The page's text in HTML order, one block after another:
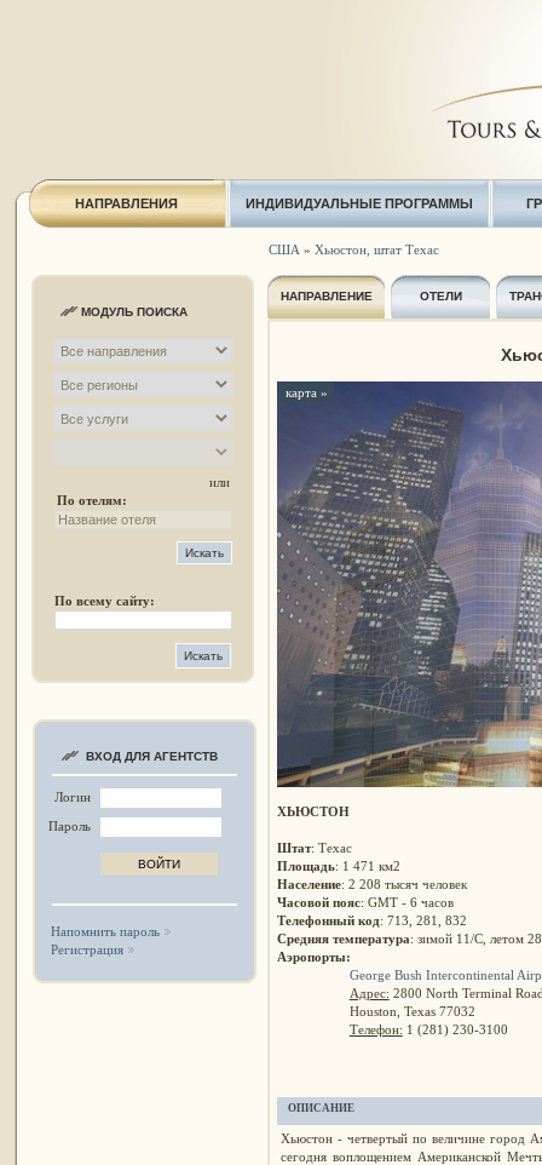
НАПРАВЛЕНИЯ ИНДИВИДУАЛЬНЫЕ ПРОГРАММЫ
МОДУЛЬ ПОИСКА
или
По отелям:
По всему сайту:
ВХОД ДЛЯ АГЕНТСТВ
Логин
Пароль
Напомнить пароль
Регистрация
США » Хьюстон, штат Техас
НАПРАВЛЕНИЕ ОТЕЛИ
карта »
ХЬЮСТОН
Штат: Техас
Площадь: 1 471 км2
Население: 2 208 тысяч человек
Часовой пояс: GMT - 6 часов
Телефонный код: 713, 281, 832
Средняя температура: зимой 11/C, летом
Аэропорты:
George Bush Intercontinental
Адрес: 2800 North Terminal
Houston, Texas 77032
Телефон: 1 (281) 230-3100
ОПИСАНИЕ
Хьюстон - четвертый по величине город
сегодня воплощением Американской